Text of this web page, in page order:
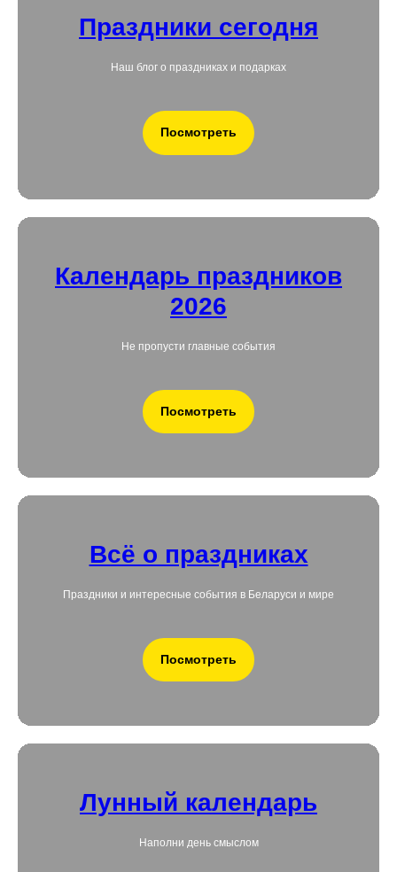
Праздники сегодня
Наш блог о праздниках и подарках
Посмотреть
Календарь праздников
2026
Не пропусти главные события
Посмотреть
Всё о праздниках
Праздники и интересные события в Беларуси и мире
Посмотреть
Лунный календарь
Наполни день смыслом